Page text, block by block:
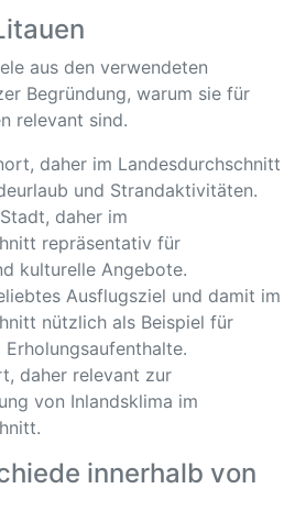
aus den verwendeten
Begründung, warum sie für
relevant sind.
daher im Landesdurchschnitt
und Strandaktivitäten.
daher im
repräsentativ für
kulturelle Angebote.
Ausflugsziel und damit im
nützlich als Beispiel für
Erholungsaufenthalte.
daher relevant zur
von Inlandsklima im
innerhalb von